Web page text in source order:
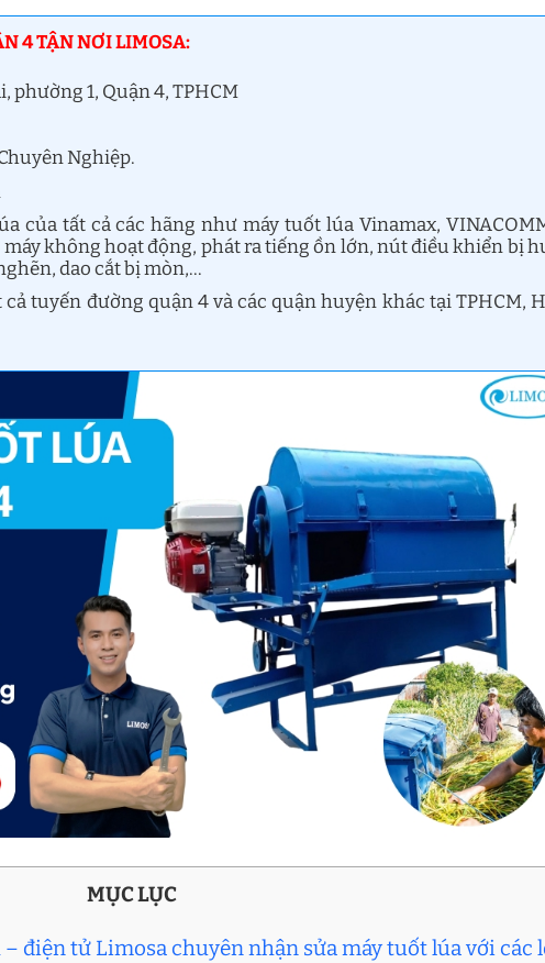
4 TẬN NƠI LIMOSA:
1, Quận 4, TPHCM
Nghiệp.
của tất cả các hãng như máy tuốt lúa Vinamax,
không hoạt động, phát ra tiếng ồn lớn, nút điều khiển bị
dao cắt bị mòn,…
tuyến đường quận 4 và các quận huyện khác tại TPHCM,
MỤC LỤC
điện tử Limosa chuyên nhận sửa máy tuốt lúa với các